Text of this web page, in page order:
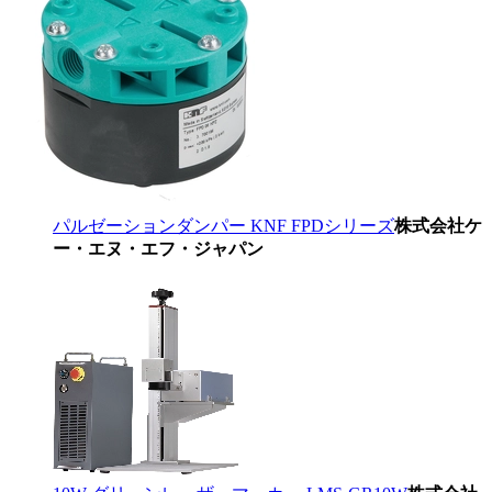
パルゼーションダンパー KNF FPDシリーズ株式会社ケ
ー・エヌ・エフ・ジャパン